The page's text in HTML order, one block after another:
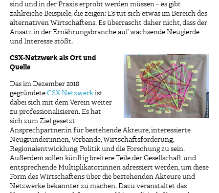
sind und in der Praxis erprobt werden müssen – es gibt
zahlreiche Beispiele, die zeigen: Es tut sich etwas im Bereich des
alternativen Wirtschaftens. Es überrascht daher nicht, dass der
Ansatz in der Ernährungsbranche auf wachsende Neugierde
und Interesse stößt.
CSX-Netzwerk als Ort und
Quelle
Das im Dezember 2018
gegründete CSX-Netzwerk ist
dabei sich mit dem Verein weiter
zu professionalisieren. Es hat
sich zum Ziel gesetzt
Ansprechpartner:in für bestehende Akteure, interessierte
Neugründer:innen, Verbände, Wirtschaftsförderung,
Regionalentwicklung, Politik und die Forschung zu sein.
Außerdem sollen künftig breitere Teile der Gesellschaft und
entsprechende Multiplikator:innen adressiert werden, um diese
Form des Wirtschaftens über die bestehenden Akteure und
Netzwerke bekannter zu machen. Dazu veranstaltet das